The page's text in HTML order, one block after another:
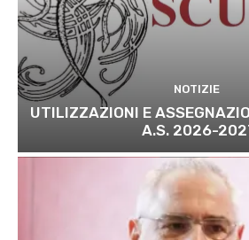
NOTIZIE
UTILIZZAZIONI E
A.S. 2026-